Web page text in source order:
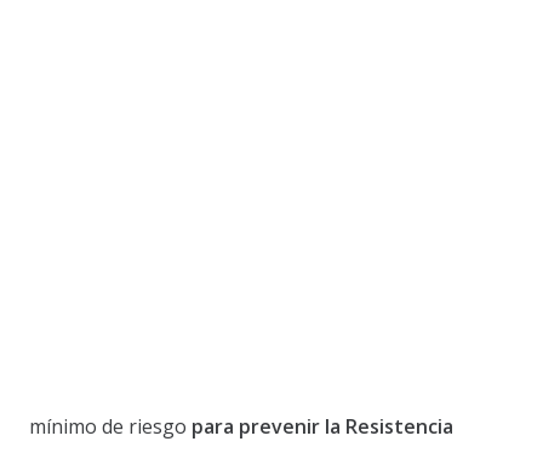
mínimo de riesgo para prevenir la Resistencia